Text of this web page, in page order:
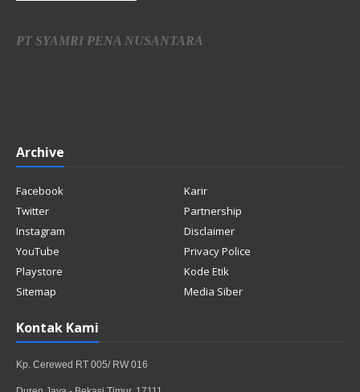
PT SYAMRI PENA NUSANTARA
Archive
Facebook
Karir
Twitter
Partnership
Instagram
Disclaimer
YouTube
Privacy Police
Playstore
Kode Etik
Sitemap
Media Siber
Kontak Kami
Kp. Cerewed RT 005/ RW 016